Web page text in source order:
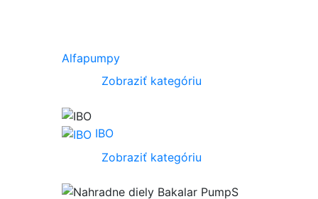
Alfapumpy
Zobraziť kategóriu
IBO
Zobraziť kategóriu